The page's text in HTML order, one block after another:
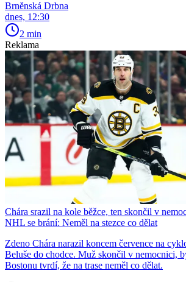
Brněnská Drbna
dnes, 12:30
2 min
Reklama
Chára srazil na kole běžce, ten skončil v
NHL se brání: Neměl na stezce co dělat
Zdeno Chára narazil koncem července na
Beluše do chodce. Muž skončil v nemocnici,
Bostonu tvrdí, že na trase neměl co dělat.